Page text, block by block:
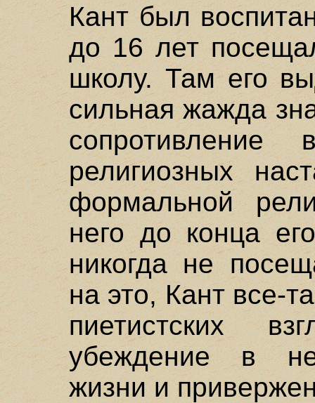
Кант был
до 16 лет
школу. Там его
сильная жажда
религиозных
формальной
него до конца
никогда не
на это, Кант все-
пиетистских
убеждение в
жизни и